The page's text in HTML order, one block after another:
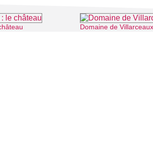
Domaine de Villarceaux